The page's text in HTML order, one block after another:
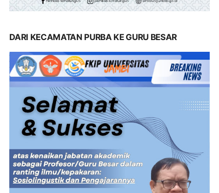
DARI KECAMATAN PURBA KE GURU BESAR